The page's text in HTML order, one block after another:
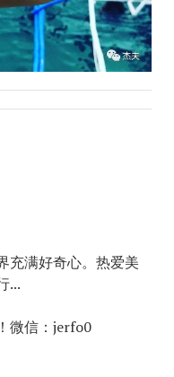
充满好奇心。热爱美
...
微信：jerfo0